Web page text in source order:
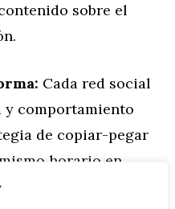
sobre el
Cada red social
comportamiento
de copiar-pegar
horario en
vez funciona.